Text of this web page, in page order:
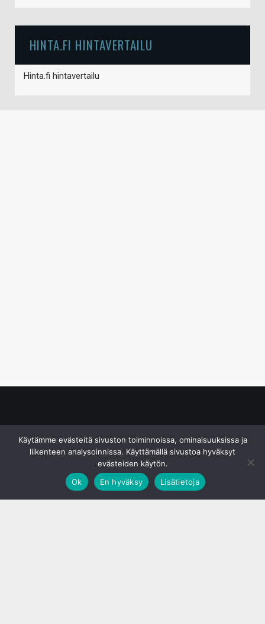
HINTA.FI HINTAVERTAILU
Hinta.fi hintavertailu
Käytämme evästeitä sivuston toiminnoissa, ominaisuuksissa ja
liikenteen analysoinnissa. Käyttämällä sivustoa hyväksyt
evästeiden käytön.
Ok
En hyväksy Lisätietoja